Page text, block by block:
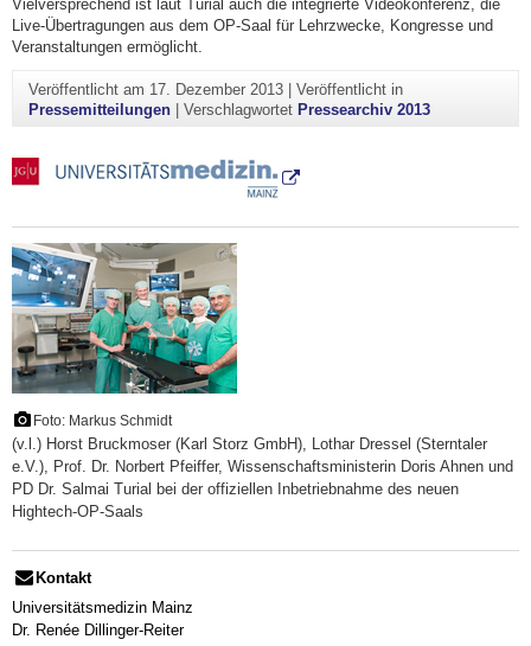
Vielversprechend ist laut Turial auch die integrierte Videokonferenz, die
Live-Übertragungen aus dem OP-Saal für Lehrzwecke, Kongresse und
Veranstaltungen ermöglicht.
Veröffentlicht am 17. Dezember 2013| Veröffentlicht in
Pressemitteilungen| Verschlagwortet Pressearchiv 2013
Foto: Markus Schmidt
(v.l.) Horst Bruckmoser (Karl Storz GmbH), Lothar Dressel (Sterntaler
e.V.), Prof. Dr. Norbert Pfeiffer, Wissenschaftsministerin Doris Ahnen und
PD Dr. Salmai Turial bei der offiziellen Inbetriebnahme des neuen
Hightech-OP-Saals
Kontakt
Universitätsmedizin Mainz
Dr. Renée Dillinger-Reiter